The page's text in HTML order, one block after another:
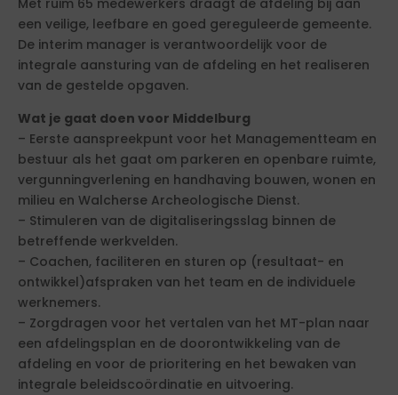
Met ruim 65 medewerkers draagt de afdeling bij aan
een veilige, leefbare en goed gereguleerde gemeente.
De interim manager is verantwoordelijk voor de
integrale aansturing van de afdeling en het realiseren
van de gestelde opgaven.
Wat je gaat doen voor Middelburg
– Eerste aanspreekpunt voor het Managementteam en
bestuur als het gaat om parkeren en openbare ruimte,
vergunningverlening en handhaving bouwen, wonen en
milieu en Walcherse Archeologische Dienst.
– Stimuleren van de digitaliseringsslag binnen de
betreffende werkvelden.
– Coachen, faciliteren en sturen op (resultaat- en
ontwikkel)afspraken van het team en de individuele
werknemers.
– Zorgdragen voor het vertalen van het MT-plan naar
een afdelingsplan en de doorontwikkeling van de
afdeling en voor de prioritering en het bewaken van
integrale beleidscoördinatie en uitvoering.